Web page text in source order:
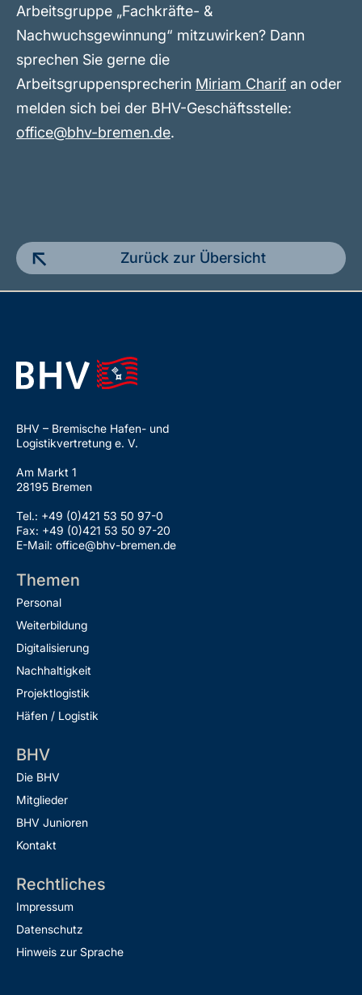
Arbeitsgruppe „Fachkräfte- &
Nachwuchsgewinnung“ mitzuwirken? Dann
sprechen Sie gerne die
Arbeitsgruppensprecherin Miriam Charif an oder
melden sich bei der BHV-Geschäftsstelle:
office@bhv-bremen.de.
Zurück zur Übersicht
BHV – Bremische Hafen- und
Logistikvertretung e. V.
Am Markt 1
28195 Bremen
Tel.: +49 (0)421 53 50 97-0
Fax: +49 (0)421 53 50 97-20
E-Mail: office@bhv-bremen.de
Themen
Personal
Weiterbildung
Digitalisierung
Nachhaltigkeit
Projektlogistik
Häfen / Logistik
BHV
Die BHV
Mitglieder
BHV Junioren
Kontakt
Rechtliches
Impressum
Datenschutz
Hinweis zur Sprache